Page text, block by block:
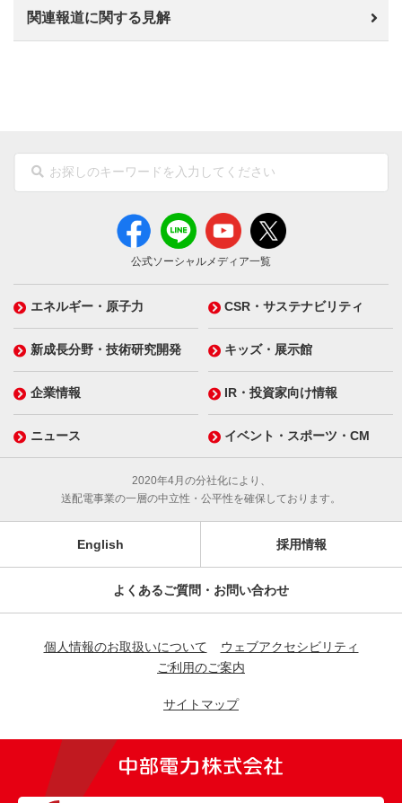
関連報道に関する見解
公式ソーシャルメディア一覧
エネルギー・原子力 CSR・サステナビリティ
新成長分野・技術研究開発 キッズ・展示館
企業情報 IR・投資家向け情報
ニュース イベント・スポーツ・CM
2020年4月の分社化により、
送配電事業の一層の中立性・公平性を確保しております。
English 採用情報
よくあるご質問・お問い合わせ
個人情報のお取扱いについて
ウェブアクセシビリティ
ご利用のご案内
サイトマップ